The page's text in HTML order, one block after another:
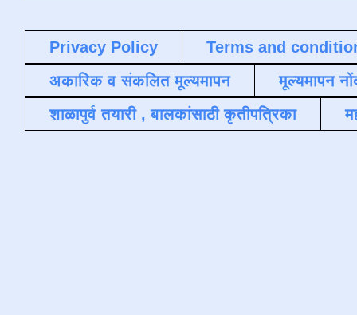
Privacy Policy
Terms and
अकारिक व संकलित मूल्यमापन
मूल्यमापन
शाळापुर्व तयारी , बालकांसाठी कृतीपत्रिका